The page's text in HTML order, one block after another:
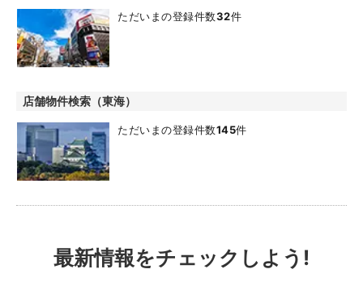
ただいまの登録件数32件
店舗物件検索（東海）
ただいまの登録件数145件
最新情報をチェックしよう!